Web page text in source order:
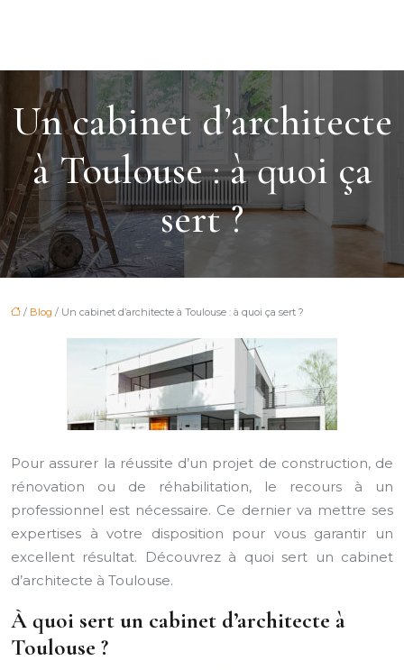
Un cabinet d’architecte
à Toulouse : à quoi ça
sert ?
/ Blog / Un cabinet d’architecte à Toulouse : à quoi ça sert ?
Pour assurer la réussite d’un projet de construction, de
rénovation ou de réhabilitation, le recours à un
professionnel est nécessaire. Ce dernier va mettre ses
expertises à votre disposition pour vous garantir un
excellent résultat. Découvrez à quoi sert un cabinet
d’architecte à Toulouse.
À quoi sert un cabinet d’architecte à
Toulouse ?